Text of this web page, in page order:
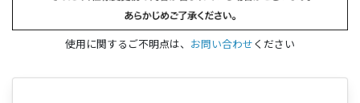
使用に関するご不明点は、 お問い合わせください